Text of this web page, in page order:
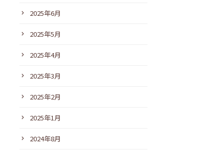
2025年6月
2025年5月
2025年4月
2025年3月
2025年2月
2025年1月
2024年8月